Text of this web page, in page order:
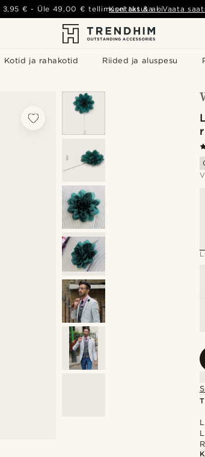
Kotid ja rahakotid Riided ja aluspesu
3,95 € - Üle 49,00 € tellimusel tasuta- Vaata
Kontakt & abi